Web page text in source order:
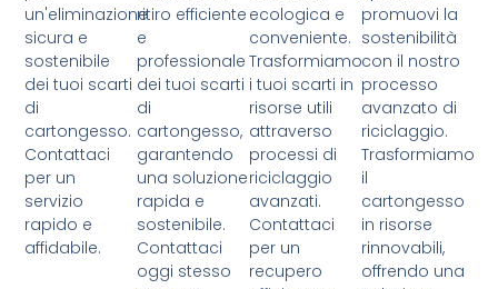
un'eliminazione
sicura e
sostenibile
dei tuoi scarti
di
cartongesso.
Contattaci
per un
servizio
rapido e
affidabile.
ritiro efficiente
e
professionale
dei tuoi scarti
di
cartongesso,
garantendo
una soluzione
rapida e
sostenibile.
Contattaci
oggi stesso
ecologica e
conveniente.
Trasformiamo
i tuoi scarti in
risorse utili
attraverso
processi di
riciclaggio
avanzati.
Contattaci
per un
recupero
promuovi la
sostenibilità
con il nostro
processo
avanzato di
riciclaggio.
Trasformiamo
il
cartongesso
in risorse
rinnovabili,
offrendo una